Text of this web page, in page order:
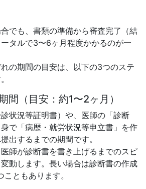
でも、書類の準備から審査完了（結
タルで3〜6ヶ月程度かかるのが一
の期間の目安は、以下の3つのステ
間（目安：約1〜2ヶ月）
状況等証明書）や、医師の「診断
で「病歴・就労状況等申立書」を作
出するまでの期間です。
師が診断書を書き上げるまでのスピ
動します。長い場合は診断書の作成
ともあります。